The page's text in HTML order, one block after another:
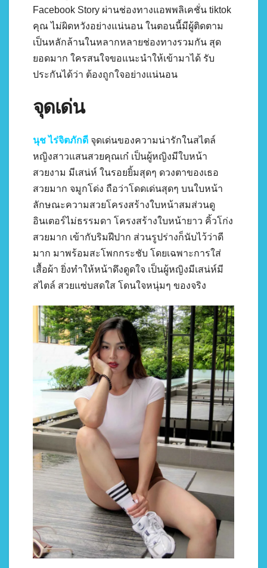
Facebook Story ผ่านช่องทางแอพพลิเคชั่น tiktok
คุณ ไม่ผิดหวังอย่างแน่นอน ในตอนนี้มีผู้ติดตาม
เป็นหลักล้านในหลากหลายช่องทางรวมกัน สุด
ยอดมาก ใครสนใจขอแนะนำให้เข้ามาได้ รับ
ประกันได้ว่า ต้องถูกใจอย่างแน่นอน
จุดเด่น
นุช ไร่จิตภักดี จุดเด่นของความน่ารักในสไตล์
หญิงสาวแสนสวยคุณเก๋ เป็นผู้หญิงมีใบหน้า
สวยงาม มีเสน่ห์ ในรอยยิ้มสุดๆ ดวงตาของเธอ
สวยมาก จมูกโด่ง ถือว่าโดดเด่นสุดๆ บนใบหน้า
ลักษณะความสวยโครงสร้างใบหน้าสมส่วนดู
อินเตอร์ไม่ธรรมดา โครงสร้างใบหน้ายาว คิ้วโก่ง
สวยมาก เข้ากับริมฝีปาก ส่วนรูปร่างก็นับไว้ว่าดี
มาก มาพร้อมสะโพกกระชับ โดยเฉพาะการใส่
เสื้อผ้า ยิ่งทำให้หน้าดึงดูดใจ เป็นผู้หญิงมีเสน่ห์มี
สไตล์ สวยแซ่บสดใส โดนใจหนุ่มๆ ของจริง